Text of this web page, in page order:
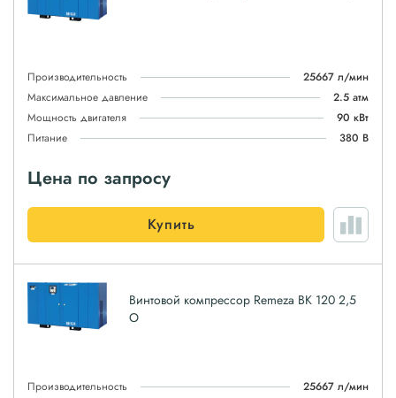
Производительность
25667 л/мин
Максимальное давление
2.5 атм
Мощность двигателя
90 кВт
Питание
380 В
Цена по запросу
Купить
Винтовой компрессор Remeza ВК 120 2,5
О
Производительность
25667 л/мин